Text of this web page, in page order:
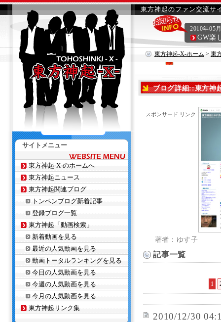
東方神起のファン交流サ
東方神起-X-ホーム > 東
2010年05
GW楽
ブログ詳細::東方神
スポンサード リンク
著者：ゆす子
記事一覧
1
2010/12/30
サイトメニュー
東方神起-X-のホームへ
東方神起ニュース
東方神起関連ブログ
トンペンブログ新着記事
登録ブログ一覧
東方神起「動画検索」
新着動画を見る
最近の人気動画を見る
動画トータルランキングを見る
今日の人気動画を見る
今週の人気動画を見る
今月の人気動画を見る
東方神起リンク集